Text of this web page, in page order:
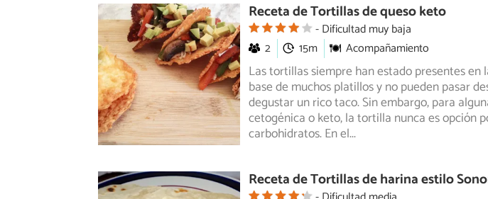
Receta de Tortillas de queso keto
Dificultad muy baja
2
15m Acompañamiento
Las tortillas siempre han estado presentes en
base de muchos platillos y no pueden pasar
degustar un rico taco. Sin embargo, para
cetogénica o keto, la tortilla nunca es opción
carbohidratos. En el...
Receta de Tortillas de harina estilo